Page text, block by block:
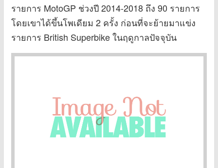
รายการ MotoGP ช่วงปี 2014-2018 ถึง 90 รายการ
โดยเขาได้ขึ้นโพเดียม 2 ครั้ง ก่อนที่จะย้ายมาแข่ง
รายการ British Superbike ในฤดูกาลปัจจุบัน